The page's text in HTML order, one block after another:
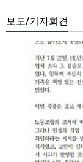
보도/기자회견